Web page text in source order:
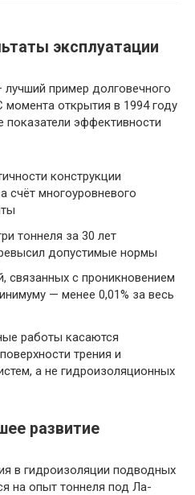
эксплуатации
пример долговечного
открытия в 1994 году
эффективности
конструкции
счёт многоуровневого
тоннеля за 30 лет
допустимые нормы
связанных с проникновением
— менее 0,01% за весь
работы касаются
трения и
а не гидроизоляционных
развитие
в гидроизоляции подводных
на опыт тоннеля под Ла-